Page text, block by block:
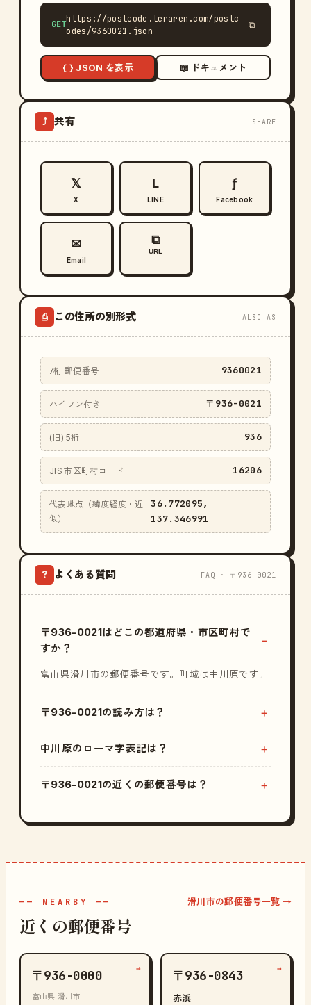
GET
https://postcode.teraren.com/postc
odes/9360021.json
⧉
{ } JSON を表示 📖 ドキュメント
⤴ 共有 SHARE
𝕏
X
L
LINE
ƒ
Facebook
✉
Email
⧉
URL
⎙ この住所の別形式 ALSO AS
7桁 郵便番号 9360021
ハイフン付き 〒936-0021
(旧) 5桁 936
JIS 市区町村コード 16206
代表地点（緯度経度・近
似）
36.772095,
137.346991
? よくある質問 FAQ · 〒936-0021
〒936-0021はどこの都道府県・市区町村で
すか？
富山県滑川市の郵便番号です。町域は中川原です。
〒936-0021の読み方は？
中川原のローマ字表記は？
〒936-0021の近くの郵便番号は？
—— NEARBY ——
近くの郵便番号
滑川市の郵便番号一覧 →
〒936-0000
富山県 滑川市
→ 〒936-0843
赤浜
→